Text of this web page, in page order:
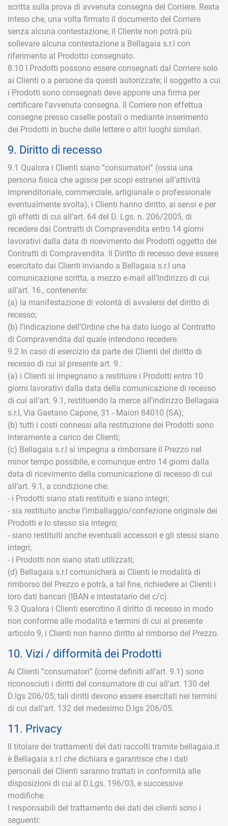
scritta sulla prova di avvenuta consegna del Corriere. Resta
inteso che, una volta firmato il documento del Corriere
senza alcuna contestazione, il Cliente non potrà più
sollevare alcuna contestazione a Bellagaia s.r.l con
riferimento al Prodotto consegnato.
8.10 I Prodotti possono essere consegnati dal Corriere solo
ai Clienti o a persone da questi autorizzate; il soggetto a cui
i Prodotti sono consegnati deve apporre una firma per
certificare l’avvenuta consegna. Il Corriere non effettua
consegne presso caselle postali o mediante inserimento
dei Prodotti in buche delle lettere o altri luoghi similari.
9. Diritto di recesso
9.1 Qualora i Clienti siano “consumatori” (ossia una
persona fisica che agisce per scopi estranei all’attività
imprenditoriale, commerciale, artigianale o professionale
eventualmente svolta), i Clienti hanno diritto, ai sensi e per
gli effetti di cui all’art. 64 del D. Lgs. n. 206/2005, di
recedere dai Contratti di Compravendita entro 14 giorni
lavorativi dalla data di ricevimento dei Prodotti oggetto dei
Contratti di Compravendita. Il Diritto di recesso deve essere
esercitato dai Clienti inviando a Bellagaia s.r.l una
comunicazione scritta, a mezzo e-mail all’indirizzo di cui
all’art. 16., contenente:
(a) la manifestazione di volontà di avvalersi del diritto di
recesso;
(b) l’indicazione dell’Ordine che ha dato luogo al Contratto
di Compravendita dal quale intendono recedere.
9.2 In caso di esercizio da parte dei Clienti del diritto di
recesso di cui al presente art. 9.:
(a) i Clienti si impegnano a restituire i Prodotti entro 10
giorni lavorativi dalla data della comunicazione di recesso
di cui all’art. 9.1, restituendo la merce all'indirizzo Bellagaia
s.r.l, Via Gaetano Capone, 31 - Maiori 84010 (SA);
(b) tutti i costi connessi alla restituzione dei Prodotti sono
interamente a carico dei Clienti;
(c) Bellagaia s.r.l si impegna a rimborsare il Prezzo nel
minor tempo possibile, e comunque entro 14 giorni dalla
data di ricevimento della comunicazione di recesso di cui
all’art. 9.1, a condizione che:
- i Prodotti siano stati restituiti e siano integri;
- sia restituito anche l’imballaggio/confezione originale dei
Prodotti e lo stesso sia integro;
- siano restituiti anche eventuali accessori e gli stessi siano
integri;
- i Prodotti non siano stati utilizzati;
(d) Bellagaia s.r.l comunicherà ai Clienti le modalità di
rimborso del Prezzo e potrà, a tal fine, richiedere ai Clienti i
loro dati bancari (IBAN e intestatario del c/c).
9.3 Qualora i Clienti esercitino il diritto di recesso in modo
non conforme alle modalità e termini di cui al presente
articolo 9, i Clienti non hanno diritto al rimborso del Prezzo.
10. Vizi / difformità dei Prodotti
Ai Clienti “consumatori” (come definiti all’art. 9.1) sono
riconosciuti i diritti del consumatore di cui all’art. 130 del
D.lgs 206/05; tali diritti devono essere esercitati nei termini
di cui dall’art. 132 del medesimo D.lgs 206/05.
11. Privacy
Il titolare dei trattamenti dei dati raccolti tramite bellagaia.it
è Bellagaia s.r.l che dichiara e garantisce che i dati
personali dei Clienti saranno trattati in conformità alle
disposizioni di cui al D.Lgs. 196/03, e successive
modifiche.
I responsabili del trattamento dei dati dei clienti sono i
seguenti: